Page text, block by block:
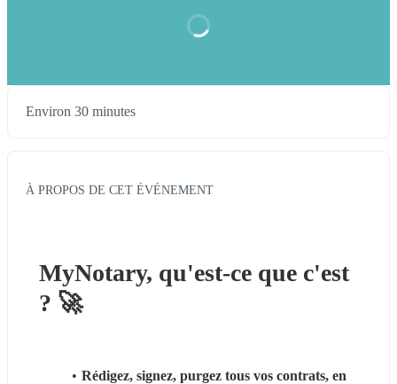
Environ 30 minutes
À PROPOS DE CET ÉVÉNEMENT
MyNotary, qu'est-ce que c'est
? 🚀
Rédigez, signez, purgez tous vos contrats, en